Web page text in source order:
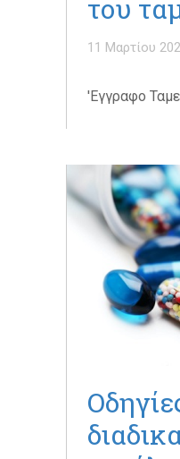
του
11 Μαρτίου
'Εγγραφο